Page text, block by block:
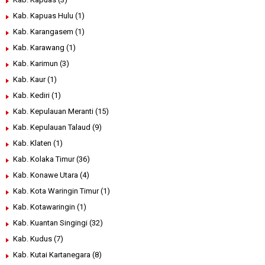
Kab. Kapuas Hulu (1)
Kab. Karangasem (1)
Kab. Karawang (1)
Kab. Karimun (3)
Kab. Kaur (1)
Kab. Kediri (1)
Kab. Kepulauan Meranti (15)
Kab. Kepulauan Talaud (9)
Kab. Klaten (1)
Kab. Kolaka Timur (36)
Kab. Konawe Utara (4)
Kab. Kota Waringin Timur (1)
Kab. Kotawaringin (1)
Kab. Kuantan Singingi (32)
Kab. Kudus (7)
Kab. Kutai Kartanegara (8)